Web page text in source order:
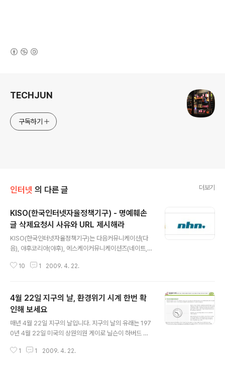
TECHJUN
구독하기
인터넷 의 다른 글 더보기
KISO(한국인터넷자율정책기구) - 명예훼손
글 삭제요청시 사유와 URL 제시해라
KISO(한국인터넷자율정책기구)는 다음커뮤니케이션(다
음), 야후코리아(야후), 에스케이커뮤니케이션즈(네이트,
챌(프리챌), 하나로드림(하나포스)의 7개 포털이 모여 구성
자율적 규제를 통해 자율적인 정화가 필요하다는 데 의견
을 같이하고 이에 대한 기준을 마련하기 위해 KISO를 조직
했다고 합니다. 이번 실명이 거론된 명예훼손성 게시물의
조치를 위한 정책은 이 기구가 설립되고 처음 내 놓은 자율
규제 방안으로 의미가 크다고 볼 수 있을것 같습니다. 주요
내용은 다음과 같습니다. 1. 인터넷상의 게시물로 인한 명
10 1 2009. 4. 22.
4월 22일 지구의 날, 환경위기 시계 한번 확
인해 보세요
매년 4월 22일 지구의 날입니다. 지구의 날의 유래는 197
0년 4월 22일 미국의 상원의원 게이로 닐슨이 하버드 대
던 기름유출 사고를 계기로 지구의 날 선언문을 발표하고
1 1 2009. 4. 22.